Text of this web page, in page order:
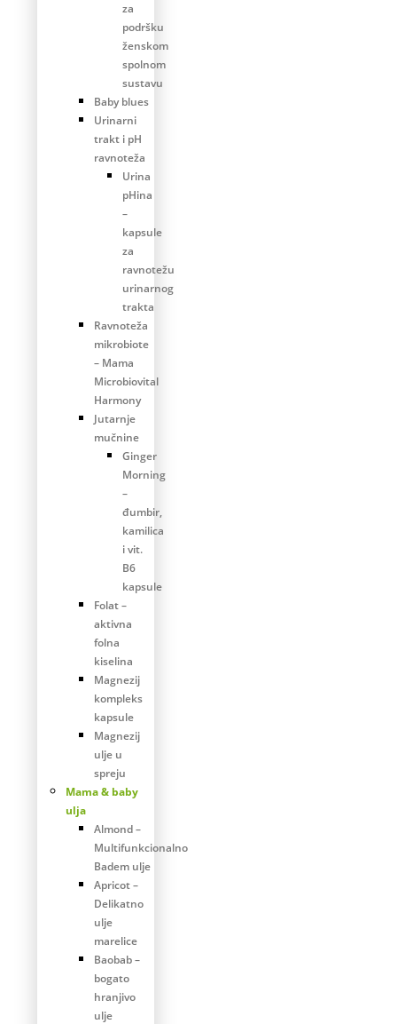
za
podršku
ženskom
spolnom
sustavu
Baby blues
Urinarni
trakt i pH
ravnoteža
Urina
pHina
–
kapsule
za
ravnotežu
urinarnog
trakta
Ravnoteža
mikrobiote
– Mama
Microbiovital
Harmony
Jutarnje
mučnine
Ginger
Morning
–
đumbir,
kamilica
i vit.
B6
kapsule
Folat –
aktivna
folna
kiselina
Magnezij
kompleks
kapsule
Magnezij
ulje u
spreju
Mama & baby
ulja
Almond –
Multifunkcionalno
Badem ulje
Apricot –
Delikatno
ulje
marelice
Baobab –
bogato
hranjivo
ulje